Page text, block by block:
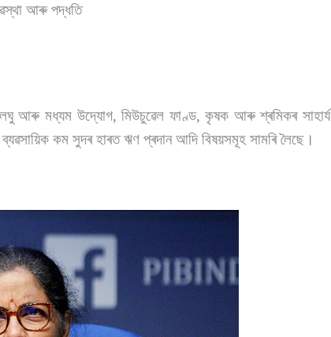
আৰু পদ্ধতি
আৰু মধ্যম উদ্যোগ, মিউচুৱেল ফাণ্ড, কৃষক আৰু শ্ৰমিকৰ সাহাৰ্য
কম সুদৰ হাৰত ঋণ প্ৰদান আদি বিষয়সমূহ সামৰি লৈছে।